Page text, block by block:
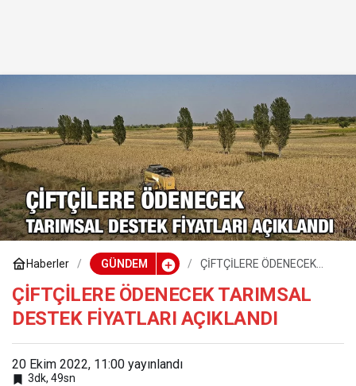
Haberler GÜNDEM
ÇİFTÇİLERE ÖDENECEK
FİYATLARI AÇIKLANDI
ÇİFTÇİLERE ÖDENECEK TARIMSAL
DESTEK FİYATLARI AÇIKLANDI
20 Ekim 2022, 11:00 yayınlandı
3dk, 49sn